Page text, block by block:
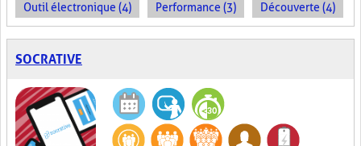
Outil électronique (4) Performance (3) Découverte (4)
SOCRATIVE